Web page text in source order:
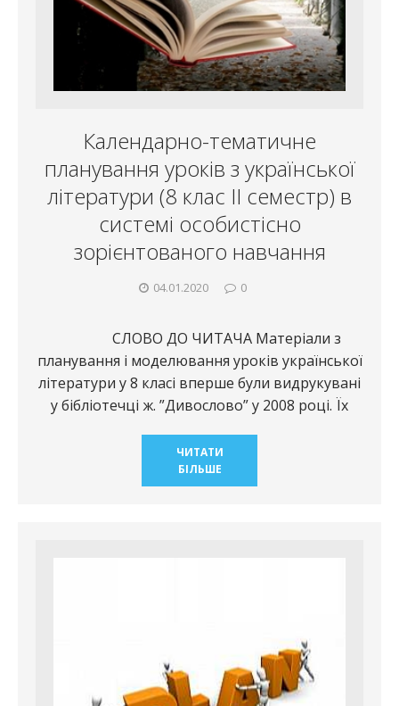
Календарно-тематичне
планування уроків з української
літератури (8 клас ІІ семестр) в
системі особистісно
зорієнтованого навчання
04.01.2020 0
СЛОВО ДО ЧИТАЧА Матеріали з
планування і моделювання уроків української
літератури у 8 класі вперше були видрукувані
у бібліотечці ж. ”Дивослово” у 2008 році. Їх
ЧИТАТИ
БІЛЬШЕ